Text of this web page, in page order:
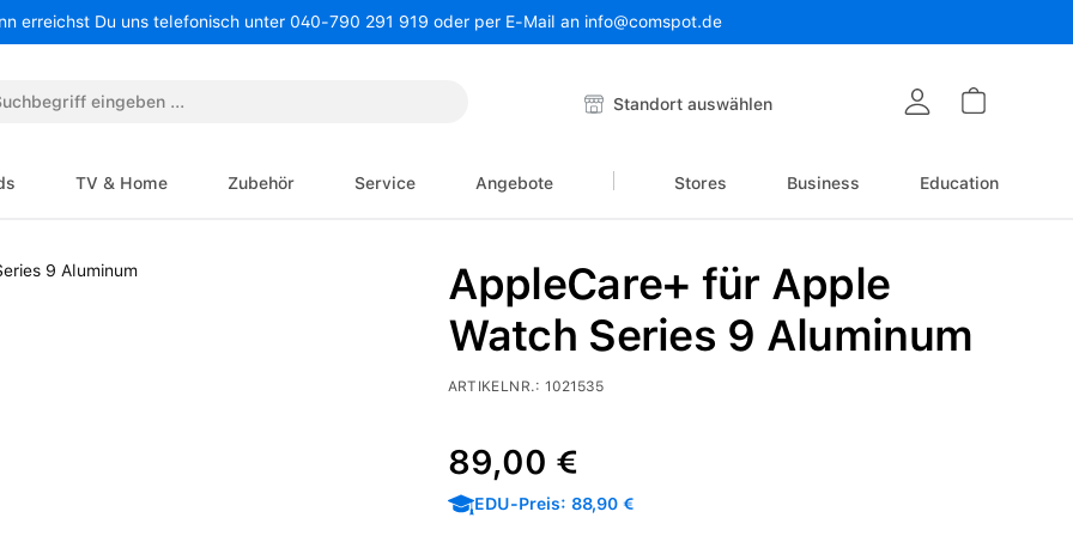
erreichst Du uns telefonisch unter 040-790 291 919 oder per E-Mail an info@comspot.de
Standort auswählen
TV & Home Zubehör Service Angebote Stores Business Education
AppleCare+ für Apple
Watch Series 9 Aluminum
ARTIKELNR.: 1021535
Regulärer Preis:
89,00 €
EDU-Preis: 88,90 €